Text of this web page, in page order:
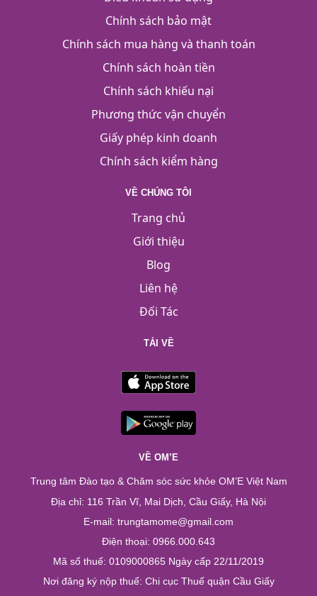
Chính sách bảo mật
Chính sách mua hàng và thanh toán
Chính sách hoàn tiền
Chính sách khiếu nại
Phương thức vận chuyển
Giấy phép kinh doanh
Chính sách kiểm hàng
VỀ CHÚNG TÔI
Trang chủ
Giới thiệu
Blog
Liên hệ
Đối Tác
TẢI VỀ
VỀ OM’E
Trung tâm Đào tạo & Chăm sóc sức khỏe OM’E Việt Nam
Địa chỉ: 116 Trần Vĩ, Mai Dịch, Cầu Giấy, Hà Nội
E-mail: trungtamome@gmail.com
Điện thoại: 0966.000.643
Mã số thuế: 0109000865 Ngày cấp 22/11/2019
Nơi đăng ký nộp thuế: Chi cục Thuế quận Cầu Giấy